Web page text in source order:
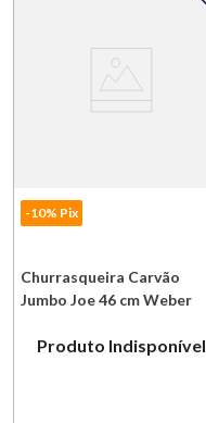
-10% Pix
Churrasqueira Carvão
Jumbo Joe 46 cm Weber
Produto Indisponível